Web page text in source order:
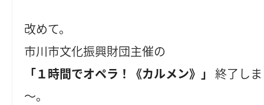
改めて。
市川市文化振興財団主催の
「１時間でオペラ！《カルメン》」 終了し
～。